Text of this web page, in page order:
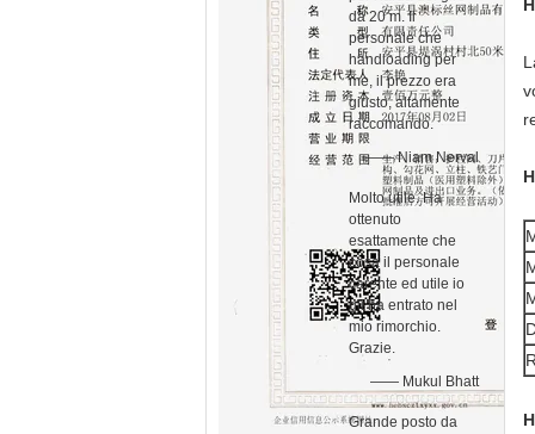
da 20 m. Il
personale che
handloading per
me, il prezzo era
giusto, altamente
raccomando.
—— Niam Nerval
Molto utile. Ha
ottenuto
esattamente che
cosa il personale
carente ed utile io
gli ha entrato nel
mio rimorchio.
Grazie.
—— Mukul Bhatt
Grande posto da